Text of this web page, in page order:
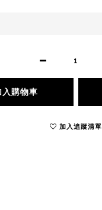
入購物車
加入追蹤清單